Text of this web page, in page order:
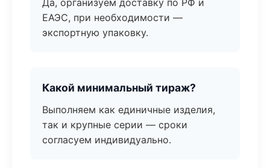
Да, организуем доставку по РФ и
ЕАЭС, при необходимости —
экспортную упаковку.
Какой минимальный тираж?
Выполняем как единичные изделия,
так и крупные серии — сроки
согласуем индивидуально.